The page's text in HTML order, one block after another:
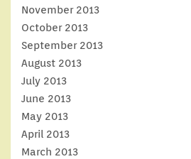
November 2013
October 2013
September 2013
August 2013
July 2013
June 2013
May 2013
April 2013
March 2013